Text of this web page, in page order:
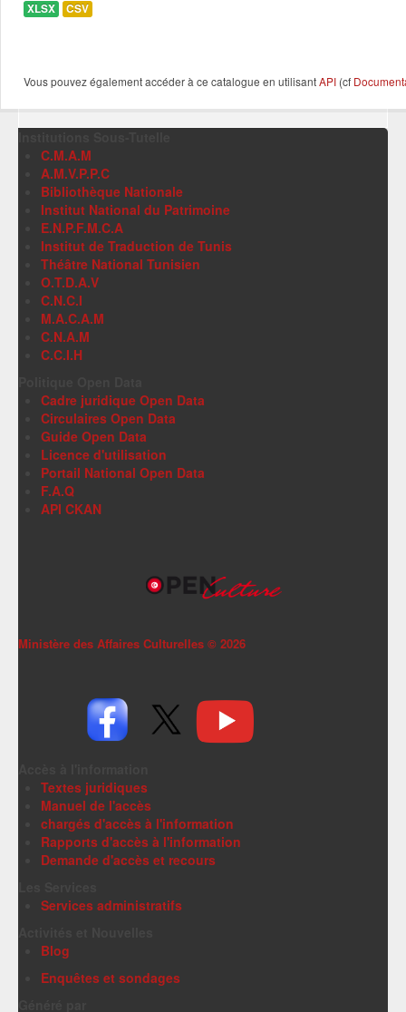
XLSX CSV
Vous pouvez également accéder à ce catalogue en utilisantAPI (cf
C.M.A.M
A.M.V.P.P.C
Bibliothèque Nationale
Institut National du Patrimoine
E.N.P.F.M.C.A
Institut de Traduction de Tunis
Théâtre National Tunisien
O.T.D.A.V
C.N.C.I
M.A.C.A.M
C.N.A.M
C.C.I.H
Cadre juridique Open Data
Circulaires Open Data
Guide Open Data
Licence d'utilisation
Portail National Open Data
F.A.Q
API CKAN
Ministère des Affaires Culturelles © 2026
Textes juridiques
Manuel de l'accès
chargés d'accès à l'information
Rapports d'accès à l'information
Demande d'accès et recours
Services administratifs
Blog
Enquêtes et sondages